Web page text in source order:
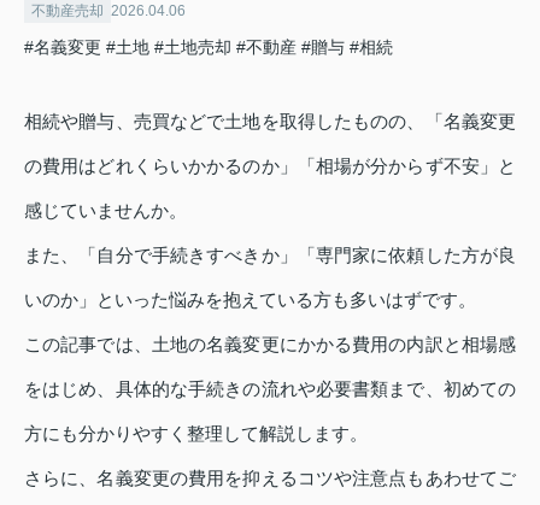
不動産売却 2026.04.06
#名義変更 #土地 #土地売却 #不動産 #贈与 #相続
相続や贈与、売買などで土地を取得したものの、「名義変更
の費用はどれくらいかかるのか」「相場が分からず不安」と
感じていませんか。
また、「自分で手続きすべきか」「専門家に依頼した方が良
いのか」といった悩みを抱えている方も多いはずです。
この記事では、土地の名義変更にかかる費用の内訳と相場感
をはじめ、具体的な手続きの流れや必要書類まで、初めての
方にも分かりやすく整理して解説します。
さらに、名義変更の費用を抑えるコツや注意点もあわせてご